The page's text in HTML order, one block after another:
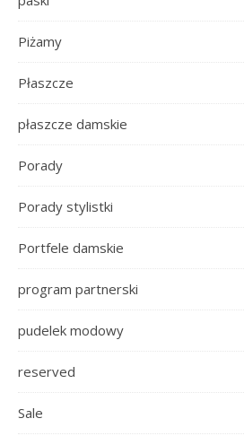
Piżamy
Płaszcze
płaszcze damskie
Porady
Porady stylistki
Portfele damskie
program partnerski
pudelek modowy
reserved
Sale